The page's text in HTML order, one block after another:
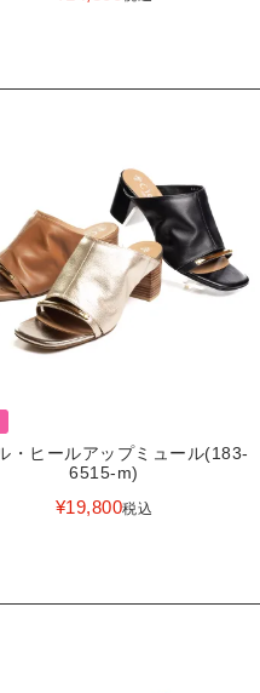
・ヒールアップミュール(183-
6515-m)
¥19,800税込